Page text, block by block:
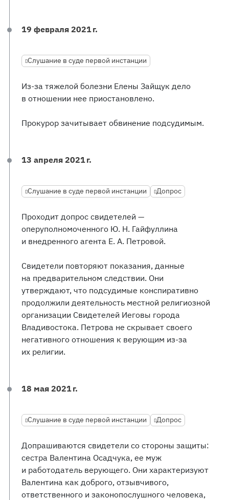
19 февраля 2021 г.
Слушание в суде первой инстанции
Из-за тяжелой болезни Елены Зайщук дело
в отношении нее приостановлено.
Прокурор зачитывает обвинение подсудимым.
13 апреля 2021 г.
Слушание в суде первой инстанции Допрос
Проходит допрос свидетелей —
оперуполномоченного Ю. Н. Гайфуллина
и внедренного агента Е. А. Петровой.
Свидетели повторяют показания, данные
на предварительном следствии. Они
утверждают, что подсудимые конспиративно
продолжили деятельность местной религиозной
организации Свидетелей Иеговы города
Владивостока. Петрова не скрывает своего
негативного отношения к верующим из-за
их религии.
18 мая 2021 г.
Слушание в суде первой инстанции Допрос
Допрашиваются свидетели со стороны защиты:
сестра Валентина Осадчука, ее муж
и работодатель верующего. Они характеризуют
Валентина как доброго, отзывчивого,
ответственного и законопослушного человека,